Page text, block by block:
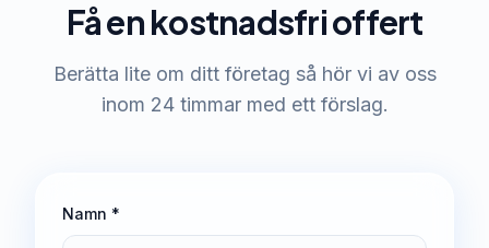
Få en kostnadsfri offert
Berätta lite om ditt företag så hör vi av oss
inom 24 timmar med ett förslag.
Namn *